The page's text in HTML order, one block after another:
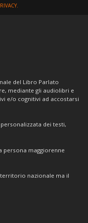
del Libro Parlato
mediante gli audiolibri e
e/o cognitivi ad accostarsi
dei testi,
persona maggiorenne
nazionale ma il